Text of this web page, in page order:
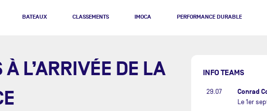
BATEAUX CLASSEMENTS IMOCA PERFORMANCE DURABLE
L’ARRIVÉE DE LA
INFO TEAMS
29.07